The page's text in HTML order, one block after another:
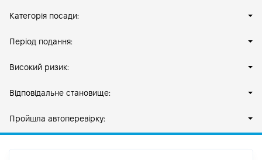
Категорія посади:
Період подання:
Високий ризик:
Відповідальне становище:
Пройшла автоперевірку: